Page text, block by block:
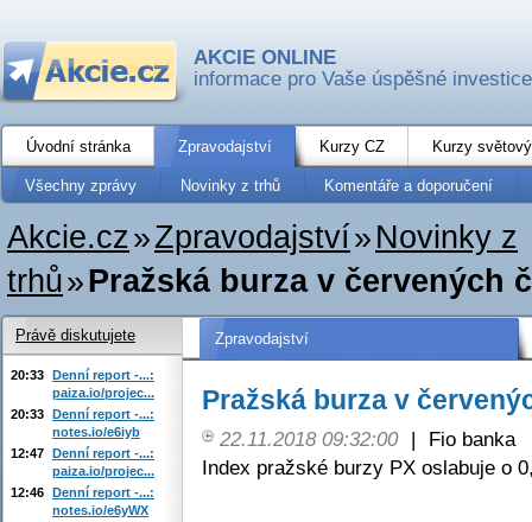
AKCIE ONLINE
informace pro Vaše úspěšné investice
Úvodní stránka Zpravodajství Kurzy CZ Kurzy
Všechny zprávy Novinky z trhů Komentáře a doporučení
Akcie.cz»Zpravodajství» Novinky z
trhů»Pražská burza v červených
Zpravodajství
Pražská burza v
22.11.2018 09:32:00 |
Fio banka
Index pražské burzy PX oslabuje o
Právě diskutujete
20:33 Denní report -...:
paiza.io/projec...
20:33 Denní report -...:
notes.io/e6iyb
12:47 Denní report -...:
paiza.io/projec...
12:46 Denní report -...:
notes.io/e6yWX